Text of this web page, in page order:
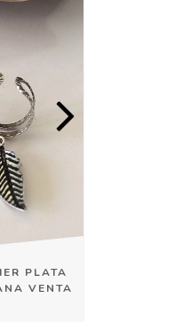
PLATA
VENTA